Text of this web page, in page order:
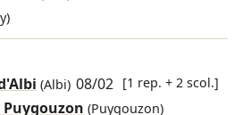
(Albi) 08/02 [1 rep. + 2 scol.]
Puygouzon (Puygouzon)